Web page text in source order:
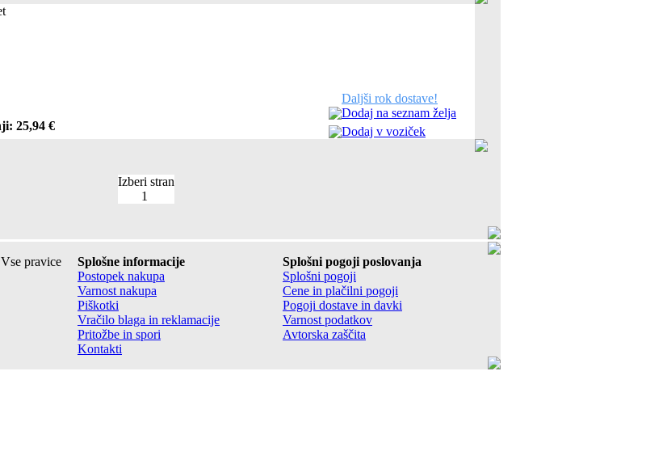
25,94 €
Daljši rok dostave!
Dodaj na seznam želja
Dodaj v voziček
Izberi stran
1
pravice
Splošne informacije
Postopek nakupa
Varnost nakupa
Piškotki
Vračilo blaga in reklamacije
Pritožbe in spori
Kontakti
Splošni pogoji poslovanja
Splošni pogoji
Cene in plačilni pogoji
Pogoji dostave in davki
Varnost podatkov
Avtorska zaščita